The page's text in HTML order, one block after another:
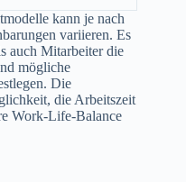
kann je nach
variieren. Es
auch Mitarbeiter die
mögliche
Die
die Arbeitszeit
Work-Life-Balance